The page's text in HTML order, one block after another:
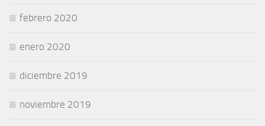
febrero 2020
enero 2020
diciembre 2019
noviembre 2019